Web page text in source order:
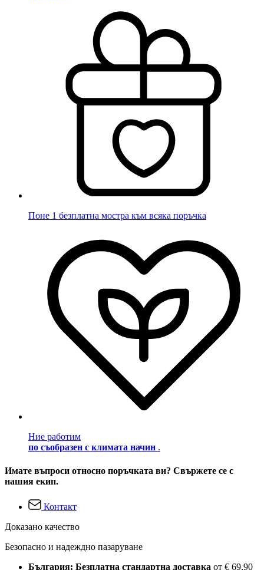
Поне 1 безплатна мостра към всяка поръчка
Ние работим
по съобразен с климата начин .
Имате въпроси относно поръчката ви? Свържете се с
нашия екип.
Контакт
Доказано качество
Безопасно и надеждно пазаруване
България: Безплатна стандартна доставка от € 69,90